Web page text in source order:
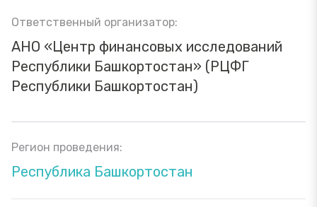
Ответственный организатор:
АНО «Центр финансовых исследований
Республики Башкортостан» (РЦФГ
Республики Башкортостан)
Регион проведения:
Республика Башкортостан